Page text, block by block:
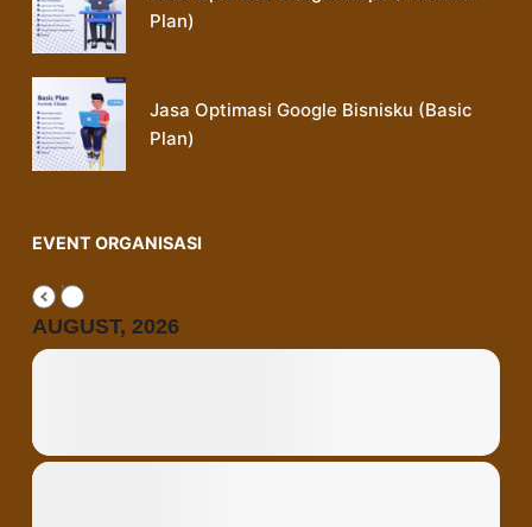
Plan)
Jasa Optimasi Google Bisnisku (Basic
Plan)
EVENT ORGANISASI
AUGUST, 2026